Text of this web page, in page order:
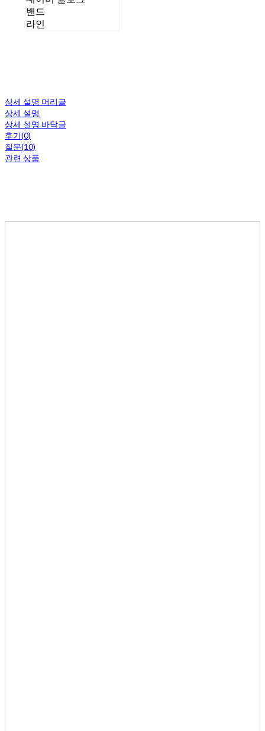
밴드
라인
상세 설명 머리글
상세 설명
상세 설명 바닥글
후기(0)
질문(10)
관련 상품